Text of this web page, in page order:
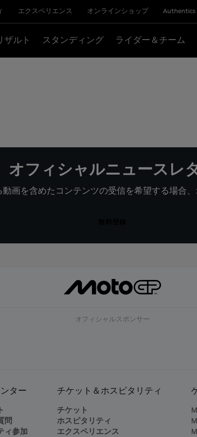
エクスペリエンス オンラインショップ Authentics
ザルト スタンディング ライダー＆チーム
オフィシャルニュースレ
画を含めたコンテンツの受信を希望する場合
オフィシャルスポンサー
ター
問
ィ参加
チケット＆ホスピタリティ
チケット
ホスピタリティ
エクスペリエンス